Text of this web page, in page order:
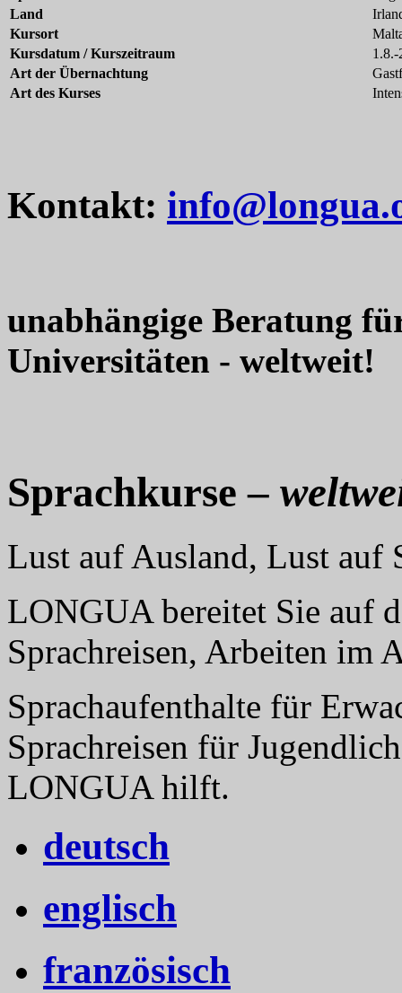
Land
Kursort
Kursdatum / Kurszeitraum
1.8.-
Art der Übernachtung
Art des Kurses
Kontakt:
unabhängige Beratung
Universitäten - weltweit!
Sprachkurse –
Lust auf Ausland, Lust auf
LONGUA bereitet Sie auf
Sprachreisen, Arbeiten im
Sprachaufenthalte für
Sprachreisen für
LONGUA hilft.
deutsch
englisch
französisch